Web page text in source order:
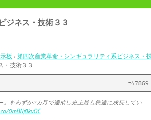
ジネス・技術３３
板 › 第四次産業革命・シンギュラリティ系ビジネス・
・技術３３
#47869
」をわずか2カ月で達成し史上最も急速に成長してい
0mBNj8kuOC